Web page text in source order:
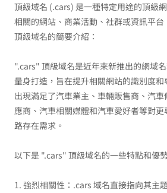
頂級域名 (.cars) 是一種特定用途的頂級
相關的網站、商業活動、社群或資訊平
頂級域名的簡要介紹：
".cars" 頂級域名是近年來新推出的網域
量身打造，旨在提升相關網站的識別度
出現滿足了汽車業主、車輛販售商、汽
應商、汽車相關媒體和汽車愛好者等對
路存在需求。
以下是 ".cars" 頂級域名的一些特點和優勢
1. 強烈相關性：.cars 域名直接指向其主